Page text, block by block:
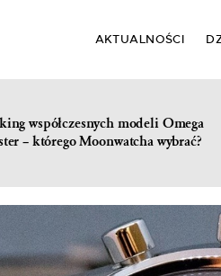
AKTUALNOŚCI
współczesnych modeli Omega
– którego Moonwatcha wybrać?